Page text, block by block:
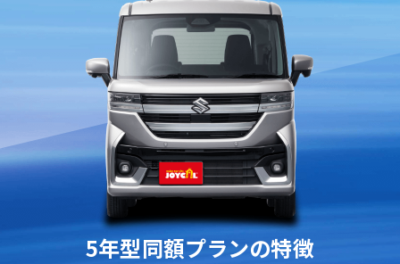
5年型同額プランの特徴